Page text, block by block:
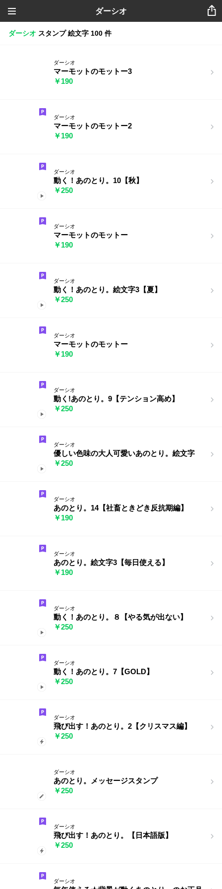
ダーシオ
ダーシオ スタンプ 絵文字 100 件
ダーシオ
マーモットのモットー3
￥190
ダーシオ
マーモットのモットー2
￥190
ダーシオ
動く！あのとり。10【秋】
￥250
ダーシオ
マーモットのモットー
￥190
ダーシオ
動く！あのとり。絵文字3【夏】
￥250
ダーシオ
マーモットのモットー
￥190
ダーシオ
動く!あのとり。9【テンション高め】
￥250
ダーシオ
優しい色味の大人可愛いあのとり。絵文字
￥250
ダーシオ
あのとり。14【社畜ときどき反抗期編】
￥190
ダーシオ
あのとり。絵文字3【毎日使える】
￥190
ダーシオ
動く！あのとり。８【やる気が出ない】
￥250
ダーシオ
動く！あのとり。7【GOLD】
￥250
ダーシオ
飛び出す！あのとり。2【クリスマス編】
￥250
ダーシオ
あのとり。メッセージスタンプ
￥250
ダーシオ
飛び出す！あのとり。【日本語版】
￥250
ダーシオ